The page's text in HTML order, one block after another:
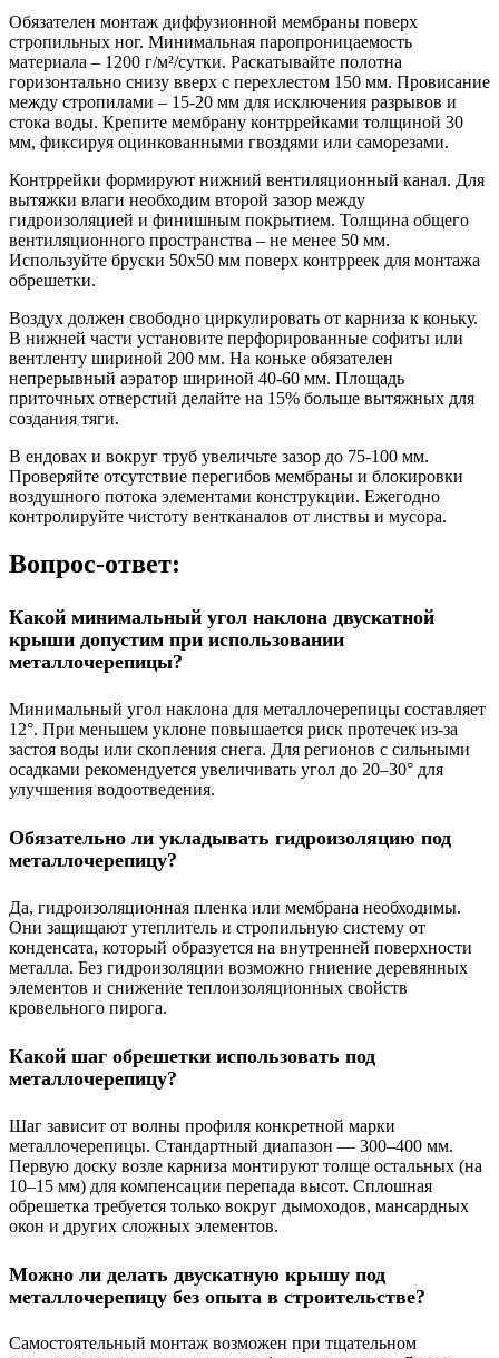
Обязателен монтаж диффузионной мембраны поверх
стропильных ног. Минимальная паропроницаемость
материала – 1200 г/м²/сутки. Раскатывайте полотна
горизонтально снизу вверх с перехлестом 150 мм. Провисание
между стропилами – 15-20 мм для исключения разрывов и
стока воды. Крепите мембрану контррейками толщиной 30
мм, фиксируя оцинкованными гвоздями или саморезами.
Контррейки формируют нижний вентиляционный канал. Для
вытяжки влаги необходим второй зазор между
гидроизоляцией и финишным покрытием. Толщина общего
вентиляционного пространства – не менее 50 мм.
Используйте бруски 50х50 мм поверх контрреек для монтажа
обрешетки.
Воздух должен свободно циркулировать от карниза к коньку.
В нижней части установите перфорированные софиты или
вентленту шириной 200 мм. На коньке обязателен
непрерывный аэратор шириной 40-60 мм. Площадь
приточных отверстий делайте на 15% больше вытяжных для
создания тяги.
В ендовах и вокруг труб увеличьте зазор до 75-100 мм.
Проверяйте отсутствие перегибов мембраны и блокировки
воздушного потока элементами конструкции. Ежегодно
контролируйте чистоту вентканалов от листвы и мусора.
Вопрос-ответ:
Какой минимальный угол наклона двускатной
крыши допустим при использовании
металлочерепицы?
Минимальный угол наклона для металлочерепицы составляет
12°. При меньшем уклоне повышается риск протечек из-за
застоя воды или скопления снега. Для регионов с сильными
осадками рекомендуется увеличивать угол до 20–30° для
улучшения водоотведения.
Обязательно ли укладывать гидроизоляцию под
металлочерепицу?
Да, гидроизоляционная пленка или мембрана необходимы.
Они защищают утеплитель и стропильную систему от
конденсата, который образуется на внутренней поверхности
металла. Без гидроизоляции возможно гниение деревянных
элементов и снижение теплоизоляционных свойств
кровельного пирога.
Какой шаг обрешетки использовать под
металлочерепицу?
Шаг зависит от волны профиля конкретной марки
металлочерепицы. Стандартный диапазон — 300–400 мм.
Первую доску возле карниза монтируют толще остальных (на
10–15 мм) для компенсации перепада высот. Сплошная
обрешетка требуется только вокруг дымоходов, мансардных
окон и других сложных элементов.
Можно ли делать двускатную крышу под
металлочерепицу без опыта в строительстве?
Самостоятельный монтаж возможен при тщательном